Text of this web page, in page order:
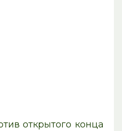
открытого конца